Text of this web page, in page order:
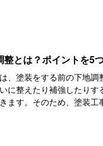
とは？ポイントを5
、塗装をする前の下地
に整えたり補強したりす
ます。そのため、塗装工